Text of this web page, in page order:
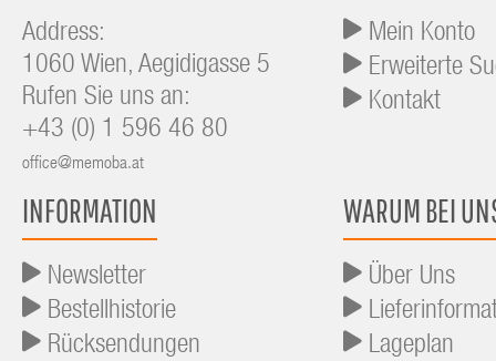
Address:
1060 Wien, Aegidigasse 5
Rufen Sie uns an:
+43 (0) 1 596 46 80
office@memoba.at
Mein Konto
Erweiterte
Kontakt
INFORMATION
Newsletter
Bestellhistorie
Rücksendungen
WARUM BEI
Über Uns
Lageplan